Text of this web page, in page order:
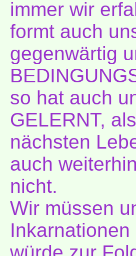
immer wir
formt auch
gegenwärtig
so hat auch
GELERNT,
nächsten
auch
nicht.
Wir müssen